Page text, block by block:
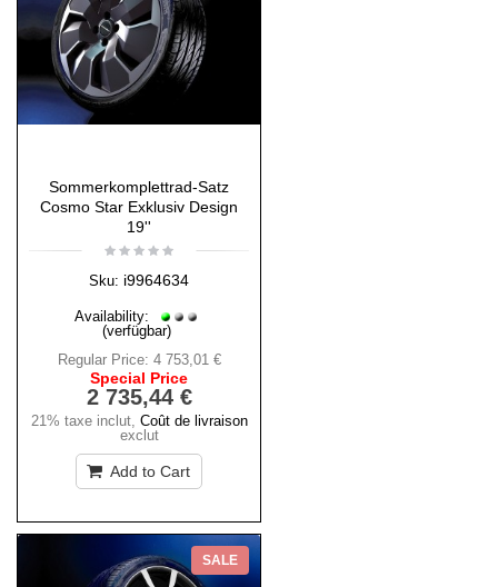
Sommerkomplettrad-Satz
Cosmo Star Exklusiv Design
19''
Sku: i9964634
Availability:
(verfügbar)
Regular Price: 4 753,01 €
Special Price
2 735,44 €
21% taxe inclut, Coût de livraison
exclut
Add to Cart
SALE